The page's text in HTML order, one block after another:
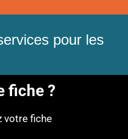
pour les
fiche ?
votre fiche